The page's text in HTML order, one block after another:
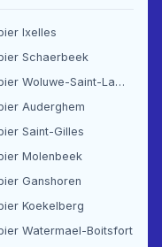
Ixelles
Schaerbeek
Plombier Woluwe-Saint-Lambert
Auderghem
Saint-Gilles
Molenbeek
Ganshoren
Koekelberg
Watermael-Boitsfort